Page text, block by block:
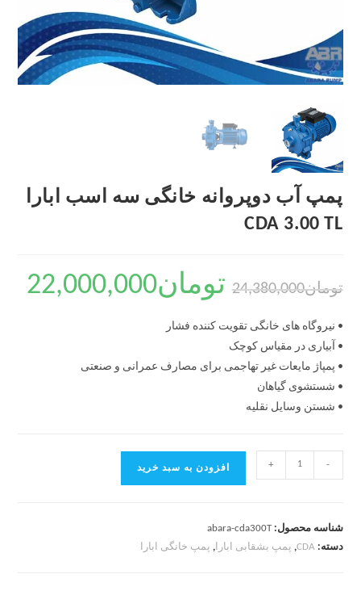
پمپ آب دوپروانه خانگی سه اسب ابارا
CDA 3.00 TL
تومان24,380,000 تومان22,000,000
• نیروگاه های خانگی تقویت کننده فشار
• آبیاری در مقیاس کوچک
• پمپاژ مایعات غیر تهاجمی برای مصارف عمرانی و صنعتی
• شستشوی گیاهان
• شستن وسایل نقلیه
-
+ افزودن به سبد خرید
شناسه محصول:abara-cda300T
دسته:CDA
, پمپ بشقابی ابارا, پمپ خانگی ابارا